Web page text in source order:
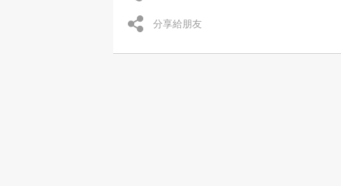
分享給朋友